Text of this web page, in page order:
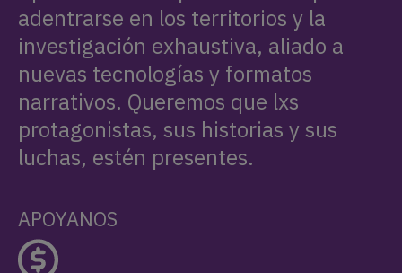
adentrarse en los territorios y la
investigación exhaustiva, aliado a
nuevas tecnologías y formatos
narrativos. Queremos que lxs
protagonistas, sus historias y sus
luchas, estén presentes.
APOYANOS